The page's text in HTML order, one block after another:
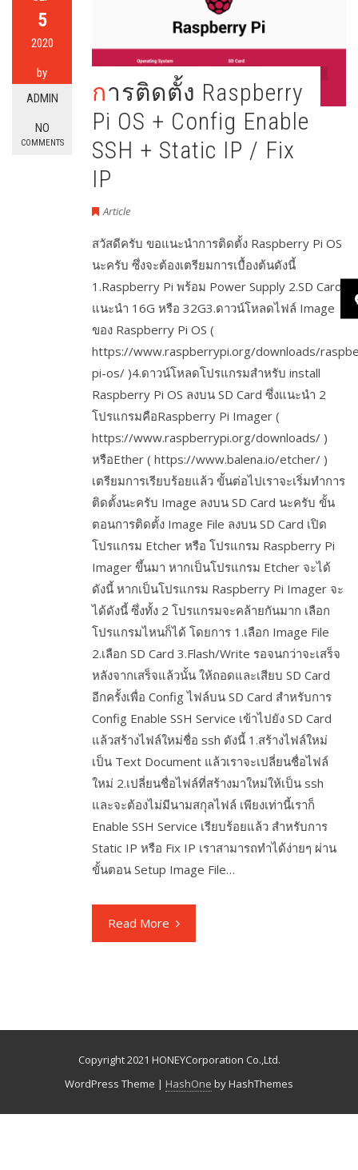
5
2020
by
ADMIN
NO
COMMENTS
การติดตั้ง Raspberry
Pi OS + Config Enable
SSH + Static IP / Fix
IP
Article
สวัสดีครับ ขอแนะนำการติดตั้ง Raspberry Pi OS
นะครับ ซึ่งจะต้องเตรียมการเบื้องต้นดังนี้
1.Raspberry Pi พร้อม Power Supply 2.SD Card
แนะนำ 16G หรือ 32G3.ดาวน์โหลดไฟล์ Image
ของ Raspberry Pi OS (
https://www.raspberrypi.org/downloads/
pi-os/ )4.ดาวน์โหลดโปรแกรมสำหรับ install
Raspberry Pi OS ลงบน SD Card ซึ่งแนะนำ 2
โปรแกรมคือRaspberry Pi Imager (
https://www.raspberrypi.org/downloads/ )
หรือEther ( https://www.balena.io/etcher/ )
เตรียมการเรียบร้อยแล้ว ขั้นต่อไปเราจะเริ่มทำการ
ติดตั้งนะครับ Image ลงบน SD Card นะครับ ขั้น
ตอนการติดตั้ง Image File ลงบน SD Card เปิด
โปรแกรม Etcher หรือ โปรแกรม Raspberry Pi
Imager ขึ้นมา หากเป็นโปรแกรม Etcher จะได้
ดังนี้ หากเป็นโปรแกรม Raspberry Pi Imager จะ
ได้ดังนี้ ซึ่งทั้ง 2 โปรแกรมจะคล้ายกันมาก เลือก
โปรแกรมไหนก็ได้ โดยการ 1.เลือก Image File
2.เลือก SD Card 3.Flash/Write รอจนกว่าจะเสร็จ
หลังจากเสร็จแล้วนั้น ให้ถอดและเสียบ SD Card
อีกครั้งเพื่อ Config ไฟล์บน SD Card สำหรับการ
Config Enable SSH Service เข้าไปยัง SD Card
แล้วสร้างไฟล์ใหม่ชื่อ ssh ดังนี้ 1.สร้างไฟล์ใหม่
เป็น Text Document แล้วเราจะเปลี่ยนชื่อไฟล์
ใหม่ 2.เปลี่ยนชื่อไฟล์ที่สร้างมาใหม่ให้เป็น ssh
และจะต้องไม่มีนามสกุลไฟล์ เพียงเท่านี้เราก็
Enable SSH Service เรียบร้อยแล้ว สำหรับการ
Static IP หรือ Fix IP เราสามารถทำได้ง่ายๆ ผ่าน
ขั้นตอน Setup Image File…
Read More
Copyright 2021 HONEYCorporation Co.,Ltd.
WordPress Theme | HashOne by HashThemes